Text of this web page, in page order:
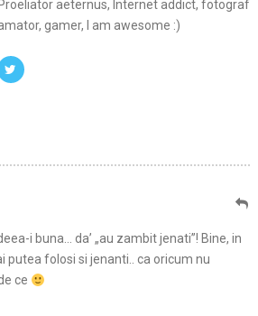
Proeliator aeternus, Internet addict, fotograf
gamer, I am awesome :)
i buna… da’ „au zambit jenati”! Bine, in
putea folosi si jenanti.. ca oricum nu
ce